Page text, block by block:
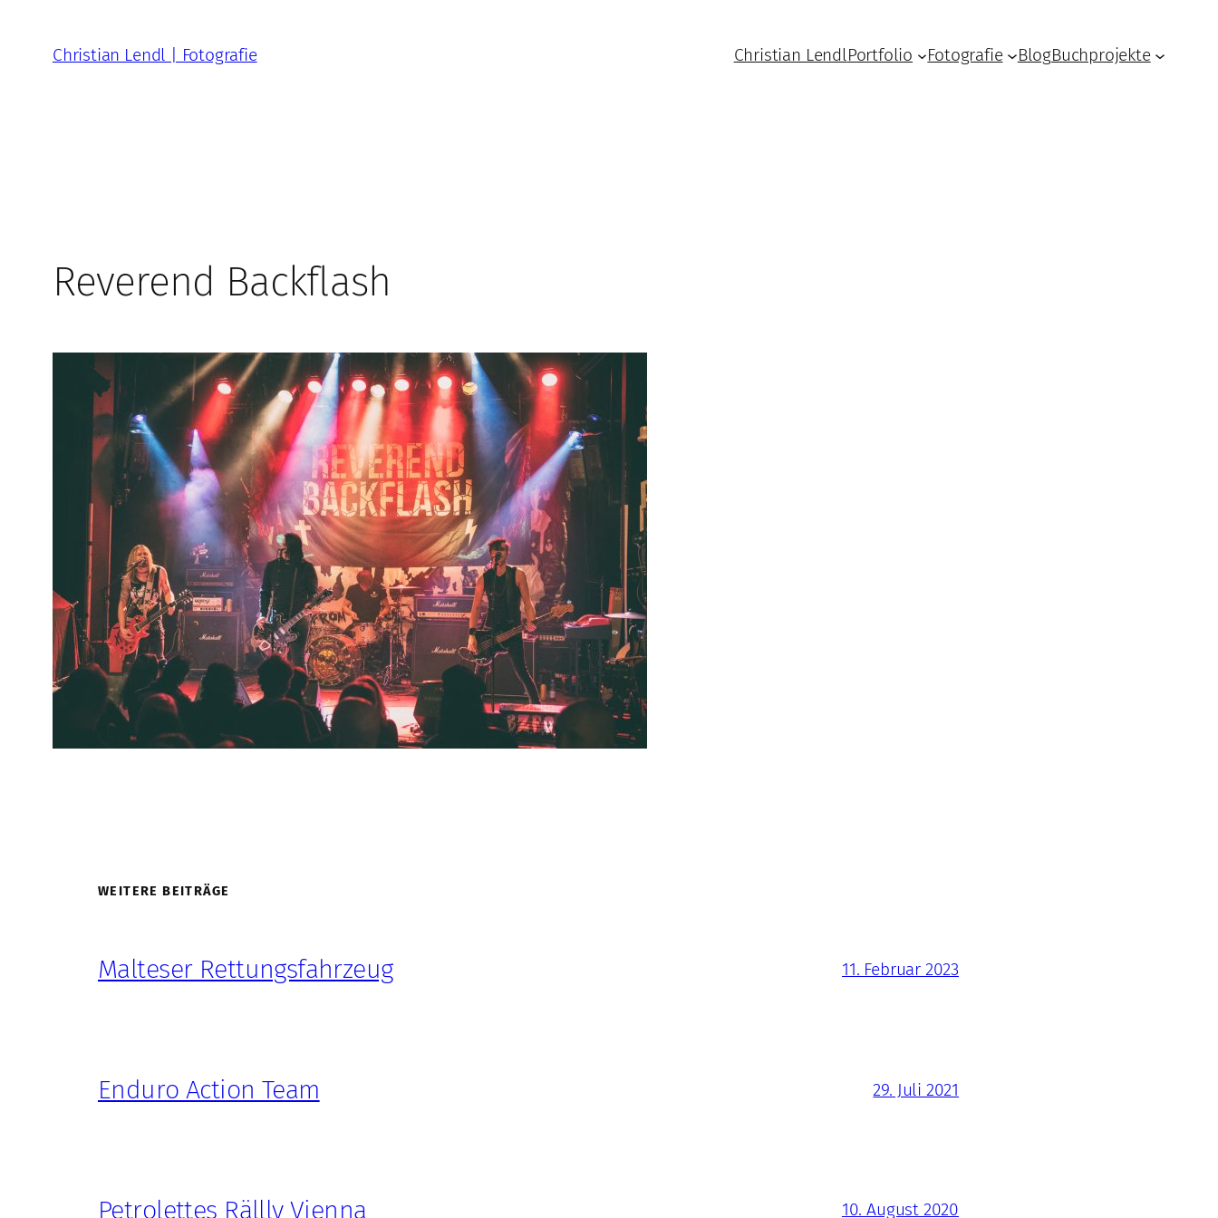
springen
Christian Lendl | Fotografie Christian LendlPortfolio Fotografie BlogBuchprojekte
Reverend Backflash
WEITERE BEITRÄGE
Malteser Rettungsfahrzeug 11. Februar 2023
Enduro Action Team 29. Juli 2021
Petrolettes Rällly Vienna 10. August 2020